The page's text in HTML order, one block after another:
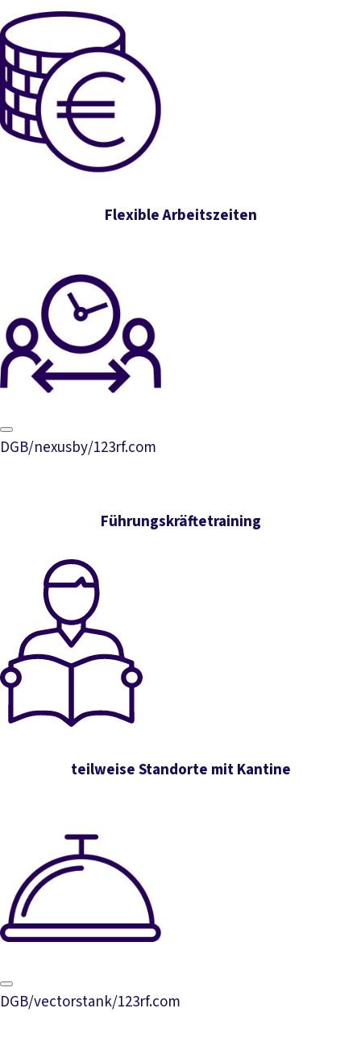
Flexible Arbeitszeiten
DGB/nexusby/123rf.com
Führungskräftetraining
teilweise Standorte mit Kantine
DGB/vectorstank/123rf.com